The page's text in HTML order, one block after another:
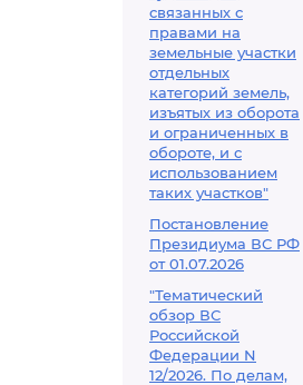
связанных с
правами на
земельные участки
отдельных
категорий земель,
изъятых из оборота
и ограниченных в
обороте, и с
использованием
таких участков"
Постановление
Президиума ВС РФ
от 01.07.2026
"Тематический
обзор ВС
Российской
Федерации N
12/2026. По делам,